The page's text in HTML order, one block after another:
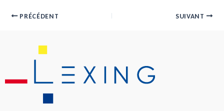
PRÉCÉDENT SUIVANT